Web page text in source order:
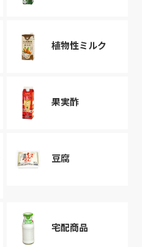
植物性ミルク
果実酢
豆腐
宅配商品